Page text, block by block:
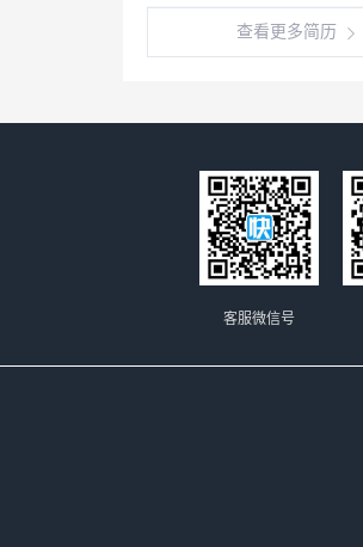
查看更多简历
客服微信号